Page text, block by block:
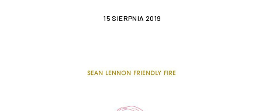
15 SIERPNIA 2019